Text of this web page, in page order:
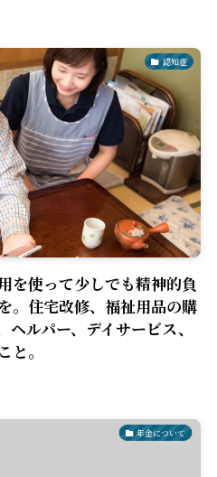
認知症
を使って少しでも精神的負
。住宅改修、福祉用品の購
ルパー、デイサービス、
。
年金について